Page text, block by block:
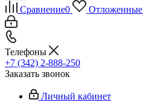
Сравнение0 Отложенные
Телефоны
+7 (342) 2-888-250
Заказать звонок
Личный кабинет